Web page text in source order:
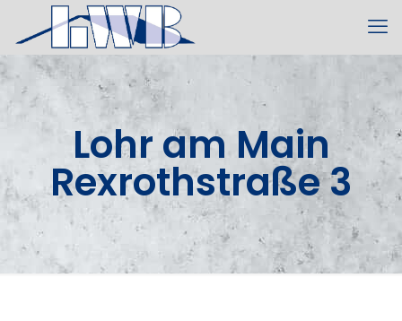
Lohr am Main
Rexrothstraße 3